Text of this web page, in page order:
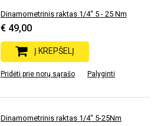
Dinamometrinis raktas 1/4" 5 - 25 Nm
€ 49,00
Į KREPŠELĮ
Pridėti prie norų sąrašo Palyginti
Dinamometrinis raktas 1/4" 5-25Nm